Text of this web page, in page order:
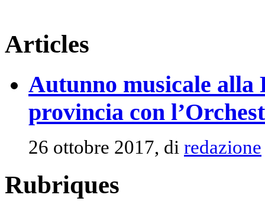
Articles
Autunno musicale alla
provincia con
26 ottobre 2017, di redazione
Rubriques